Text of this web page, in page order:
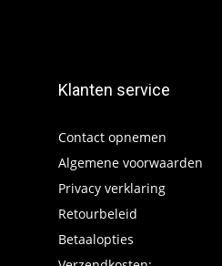
Klanten service
Contact opnemen
Algemene voorwaarden
Privacy verklaring
Retourbeleid
Betaalopties